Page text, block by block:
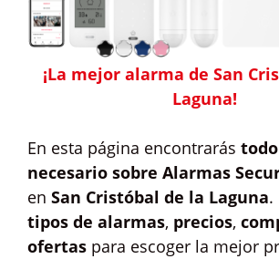
¡La mejor alarma de San
Laguna!
En esta página encontrarás
necesario sobre Alarmas
en San Cristóbal de la Laguna.
tipos de alarmas, precios,
ofertas para escoger la mejor